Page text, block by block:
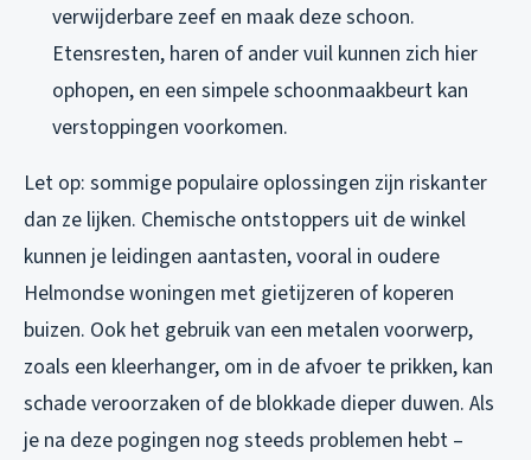
verwijderbare zeef en maak deze schoon.
Etensresten, haren of ander vuil kunnen zich hier
ophopen, en een simpele schoonmaakbeurt kan
verstoppingen voorkomen.
Let op: sommige populaire oplossingen zijn riskanter
dan ze lijken. Chemische ontstoppers uit de winkel
kunnen je leidingen aantasten, vooral in oudere
Helmondse woningen met gietijzeren of koperen
buizen. Ook het gebruik van een metalen voorwerp,
zoals een kleerhanger, om in de afvoer te prikken, kan
schade veroorzaken of de blokkade dieper duwen. Als
je na deze pogingen nog steeds problemen hebt –